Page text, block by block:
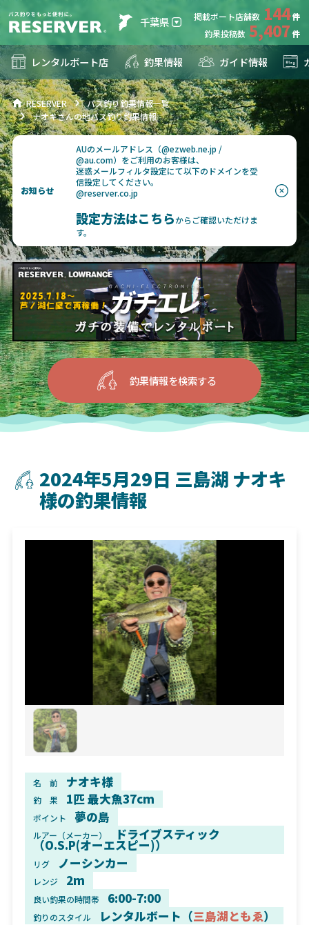
千葉県 掲載ボート店舗数 144
釣果投稿数 5,407
レンタルボート店 釣果情報 ガイド情報
RESERVER
バス釣り釣果情報一覧
ナオキさんの地バス釣り釣果情報
お知らせ
AUのメールアドレス（@ezweb.ne.jp /
@au.com）をご利用のお客様は、
迷惑メールフィルタ設定にて以下のドメインを受
信設定してください。
@reserver.co.jp
設定方法はこちらからご確認いただけま
す。
釣果情報を検索する
2024年5月29日 三島湖 ナオキ
様の釣果情報
名 前 ナオキ様
釣 果 1匹 最大魚37cm
ポイント 夢の島
ルアー（メーカー） ドライブスティック
（O.S.P(オーエスピー)）
リグ ノーシンカー
レンジ 2m
良い釣果の時間帯 6:00-7:00
釣りのスタイル レンタルボート（三島湖ともゑ）